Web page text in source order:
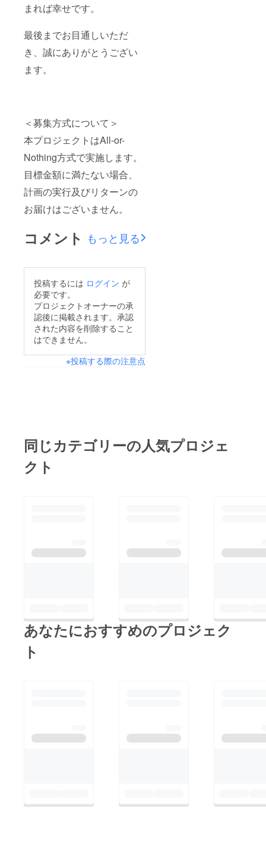
まれば幸せです。
最後までお目通しいただ
き、誠にありがとうござい
ます。
＜募集方式について＞
本プロジェクトはAll-or-
Nothing方式で実施します。
目標金額に満たない場合、
計画の実行及びリターンの
お届けはございません。
コメント もっと見る
投稿するには ログイン が
必要です。
プロジェクトオーナーの承
認後に掲載されます。承認
された内容を削除すること
はできません。
※投稿する際の注意点
同じカテゴリーの人気プロジェ
クト
あなたにおすすめのプロジェク
ト